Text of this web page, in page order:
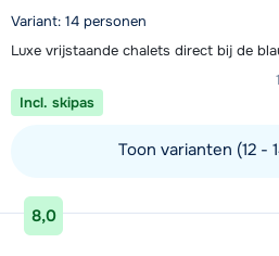
Variant: 14 personen
Luxe vrijstaande chalets direct bij de
Incl. skipas
Toon varianten (12 -
Bekijk accommodatie
8,0